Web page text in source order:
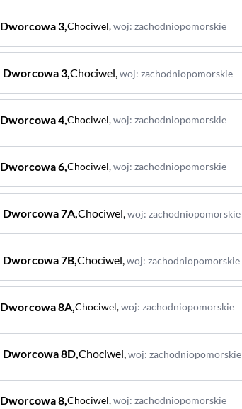
Dworcowa3,Chociwel,woj: zachodniopomorskie
Dworcowa3,Chociwel,woj: zachodniopomorskie
Dworcowa4,Chociwel,woj: zachodniopomorskie
Dworcowa6,Chociwel,woj: zachodniopomorskie
Dworcowa7A,Chociwel,woj: zachodniopomorskie
Dworcowa7B,Chociwel,woj: zachodniopomorskie
Dworcowa8A,Chociwel,woj: zachodniopomorskie
Dworcowa8D,Chociwel,woj: zachodniopomorskie
Dworcowa8,Chociwel,woj: zachodniopomorskie